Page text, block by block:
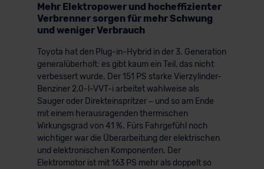
Mehr Elektropower und hocheffizienter
Verbrenner sorgen für mehr Schwung
und weniger Verbrauch
Toyota hat den Plug-in-Hybrid in der 3. Generation
generalüberholt: es gibt kaum ein Teil, das nicht
verbessert wurde. Der 151 PS starke Vierzylinder-
Benziner 2,0-l-VVT-i arbeitet wahlweise als
Sauger oder Direkteinspritzer – und so am Ende
mit einem herausragenden thermischen
Wirkungsgrad von 41 %. Fürs Fahrgefühl noch
wichtiger war die Überarbeitung der elektrischen
und elektronischen Komponenten. Der
Elektromotor ist mit 163 PS mehr als doppelt so